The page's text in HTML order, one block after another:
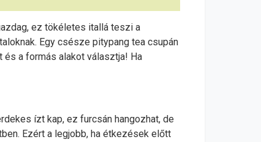
ez tökéletes itallá teszi a
Egy csésze pitypang tea csupán
a formás alakot választja! Ha
ízt kap, ez furcsán hangozhat, de
Ezért a legjobb, ha étkezések előtt